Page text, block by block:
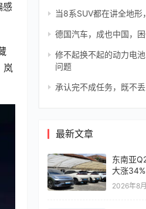
感
岚
当8系SUV都在讲全地形
德国汽车，成也中国，
修不起换不起的动力电
问题
承认完不成任务，既不
最新文章
东南亚
大涨
超6成
2026年8